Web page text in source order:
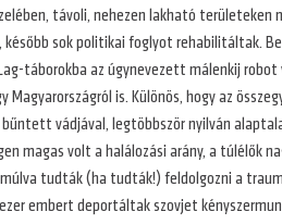
távoli, nehezen lakható területeken
sok politikai foglyot rehabilitáltak.
táborokba az úgynevezett málenkij
is. Különös, hogy az
vádjával, legtöbbször nyilván
magas volt a halálozási arány, a túlélők
tudták (ha tudták!) feldolgozni a
embert deportáltak szovjet